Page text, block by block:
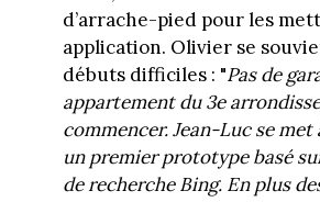
d’arrache-pied pour les
application. Olivier se
débuts difficiles : "Pas de
appartement du 3e
commencer. Jean-Luc se met
un premier prototype basé
de recherche Bing. En plus